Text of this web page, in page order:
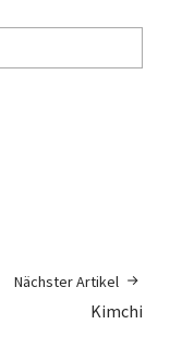
Nächster Artikel
Kimchi